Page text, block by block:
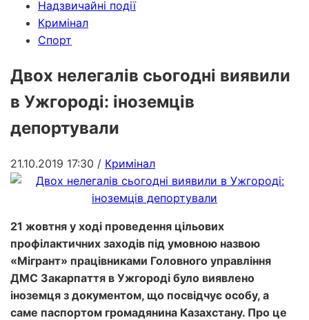
Надзвичайні події
Кримінал
Спорт
Двох нелегалів сьогодні виявили
в Ужгороді: іноземців
депортували
21.10.2019 17:30 / Кримінал
21 жовтня у ході проведення цільових
профілактичних заходів під умовною назвою
«Мігрант» працівниками Головного управління
ДМС Закарпаття в Ужгороді було виявлено
іноземця з документом, що посвідчує особу, а
саме паспортом громадянина Казахстану. Про це